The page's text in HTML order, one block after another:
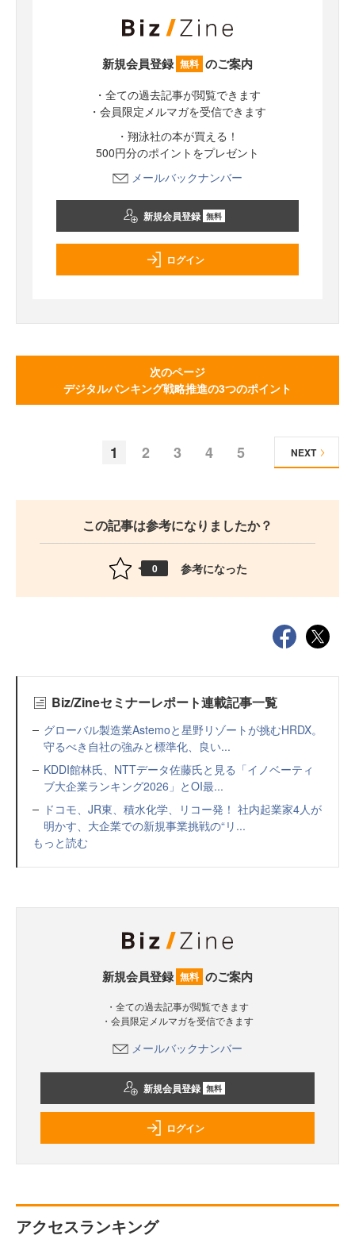
新規会員登録 無料 のご案内
・全ての過去記事が閲覧できます
・会員限定メルマガを受信できます
・翔泳社の本が買える！
500円分のポイントをプレゼント
メールバックナンバー
新規会員登録 無料
ログイン
次のページ
デジタルバンキング戦略推進の3つのポイント
1 2 3 4 5 NEXT
この記事は参考になりましたか？
0 参考になった
Biz/Zineセミナーレポート連載記事一覧
グローバル製造業Astemoと星野リゾートが挑むHRDX。
守るべき自社の強みと標準化、良い...
KDDI館林氏、NTTデータ佐藤氏と見る「イノベーティ
ブ大企業ランキング2026」とOI最...
ドコモ、JR東、積水化学、リコー発！ 社内起業家4人が
明かす、大企業での新規事業挑戦の“リ...
もっと読む
新規会員登録 無料 のご案内
・全ての過去記事が閲覧できます
・会員限定メルマガを受信できます
メールバックナンバー
新規会員登録 無料
ログイン
アクセスランキング